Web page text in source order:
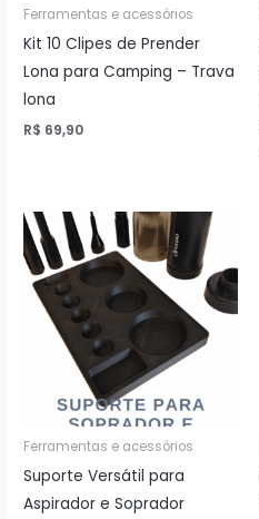
Ferramentas e acessórios
Kit 10 Clipes de Prender
Lona para Camping – Trava
lona
R$ 69,90
Ferramentas e acessórios
Suporte Versátil para
Aspirador e Soprador